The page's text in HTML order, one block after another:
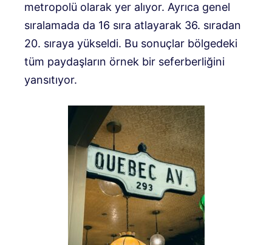
metropolü olarak yer alıyor. Ayrıca genel
sıralamada da 16 sıra atlayarak 36. sıradan
20. sıraya yükseldi. Bu sonuçlar bölgedeki
tüm paydaşların örnek bir seferberliğini
yansıtıyor.